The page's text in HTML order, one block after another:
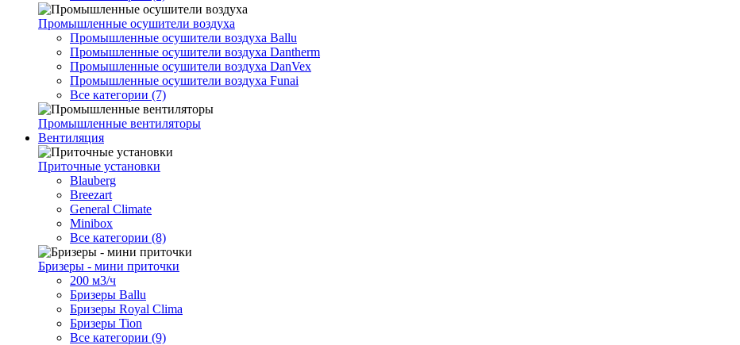
Промышленные осушители воздуха
Промышленные осушители воздуха Ballu
Промышленные осушители воздуха Dantherm
Промышленные осушители воздуха DanVex
Промышленные осушители воздуха Funai
Все категории (7)
Промышленные вентиляторы
Вентиляция
Приточные установки
Blauberg
Breezart
General Climate
Minibox
Все категории (8)
Бризеры - мини приточки
200 м3/ч
Бризеры Ballu
Бризеры Royal Clima
Бризеры Tion
Все категории (9)